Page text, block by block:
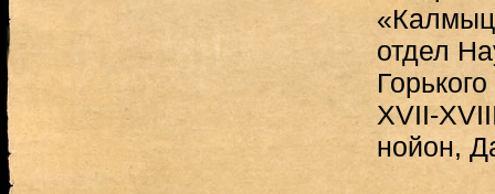
отдел
XVII-
нойон,